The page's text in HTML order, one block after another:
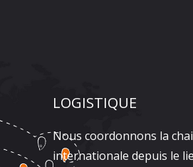
LOGISTIQUE
Nous coordonnons la
internationale depuis le